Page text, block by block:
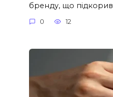
бренду, що підкорив
0 12